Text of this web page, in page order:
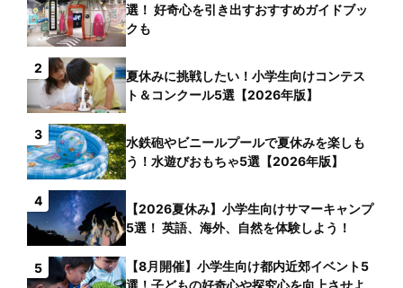
選！ 好奇心を引き出すおすすめガイドブッ
クも
2
夏休みに挑戦したい！小学生向けコンテス
ト＆コンクール5選【2026年版】
3
水鉄砲やビニールプールで夏休みを楽しも
う！水遊びおもちゃ5選【2026年版】
4
【2026夏休み】小学生向けサマーキャンプ
5選！ 英語、海外、自然を体験しよう！
5
【8月開催】小学生向け都内近郊イベント5
選！子どもの好奇心や探究心を向上させよ